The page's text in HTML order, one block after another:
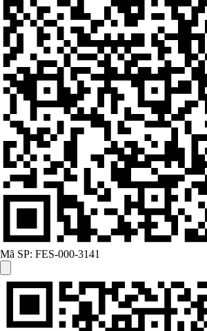
Mã SP: FES-000-3141